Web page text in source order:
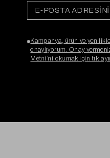
Kampanya, ürün ve
onaylıyorum. Onay
Metni’ni okumak için